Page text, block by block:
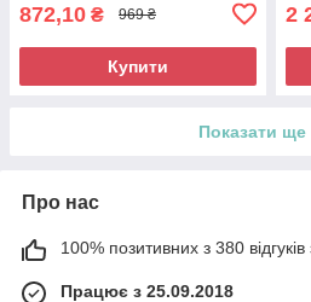
872,10 ₴ 969 ₴
Купити
2
Показати ще
Про нас
100% позитивних з 380 відгуків
Працює з 25.09.2018